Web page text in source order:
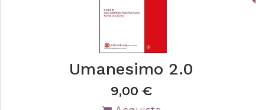
Umanesimo 2.0
9,00 €